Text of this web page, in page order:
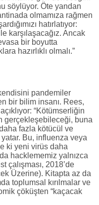
söylüyor. Öte yandan
olmamıza rağmen
hatırlatıyor:
karşılaşacağız. Ancak
bir boyutta
hazırlıklı olmalı.”
pandemiler
bir bilim insanı. Rees,
“Kötümserliğin
gerçekleşebileceği, buna
fazla kötücül ve
yatar. Bu, influenza veya
ki yeni virüs daha
hacklememiz yalnızca
çalışması, 2018’de
Üzerine). Kitapta az da
toplumsal kırılmalar ve
çöküşten “kaçacak